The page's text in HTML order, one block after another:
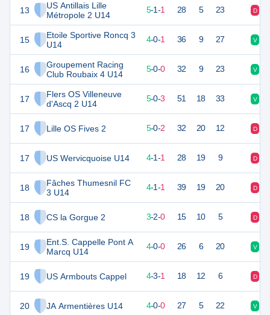
13
US Antillais Lille
Métropole 2 U14
15
Etoile Sportive Roncq 3
U14
16
Groupement Racing
Club Roubaix 4 U14
17
Flers OS Villeneuve
d'Ascq 2 U14
17 Lille OS Fives 2
17 US Wervicquoise U14
18
Fâches Thumesnil FC
3 U14
18 CS la Gorgue 2
19
Ent.S. Cappelle Pont A
Marcq U14
19 US Armbouts Cappel
20 JA Armentières U14
16 5-1-1 28 5 23 D
12 5 4-0-1 36 9 27 V
15 5-0-0 32 9 23 V
15 5-0-3 51 18 33 V
5-0-2 32 20 12 D
13 6 4-1-1 28 19 9 D
13 6 4-1-1 39 19 20 D
3-2-0 15 10 5 D
12 4 4-0-0 26 6 20 V
15 4-3-1 18 12 6 D
12 4-0-0 27 5 22 V